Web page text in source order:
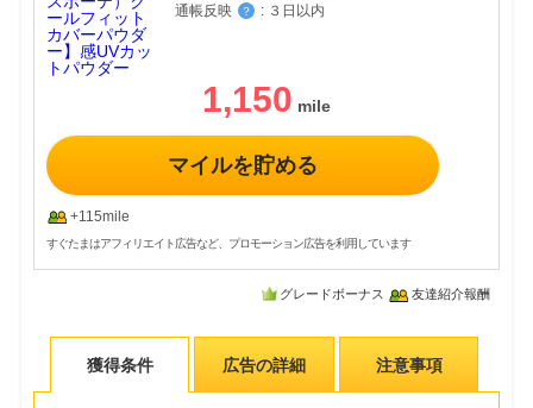
通帳反映
？ : ３日以内
1,150
マイルを貯める
+115mile
すぐたまはアフィリエイト広告など、プロモーション広告を利用しています
グレードボーナス 友達紹介報酬
獲得条件 広告の詳細 注意事項